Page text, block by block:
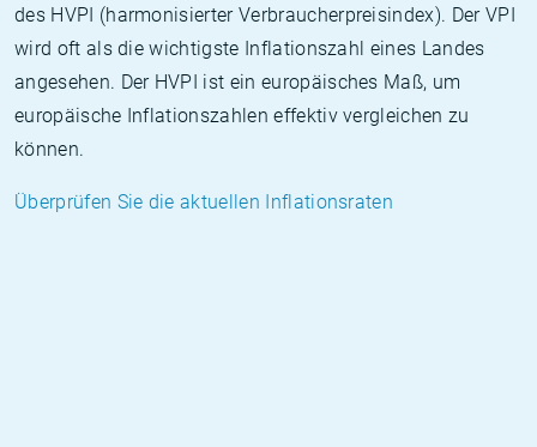
des HVPI (harmonisierter Verbraucherpreisindex). Der VPI
wird oft als die wichtigste Inflationszahl eines Landes
angesehen. Der HVPI ist ein europäisches Maß, um
europäische Inflationszahlen effektiv vergleichen zu
können.
Überprüfen Sie die aktuellen Inflationsraten